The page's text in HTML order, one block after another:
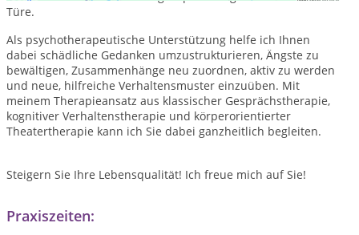
Türe.
Als psychotherapeutische Unterstützung helfe ich Ihnen
dabei schädliche Gedanken umzustrukturieren, Ängste zu
bewältigen, Zusammenhänge neu zuordnen, aktiv zu werden
und neue, hilfreiche Verhaltensmuster einzuüben. Mit
meinem Therapieansatz aus klassischer Gesprächstherapie,
kognitiver Verhaltenstherapie und körperorientierter
Theatertherapie kann ich Sie dabei ganzheitlich begleiten.
Steigern Sie Ihre Lebensqualität! Ich freue mich auf Sie!
Praxiszeiten: